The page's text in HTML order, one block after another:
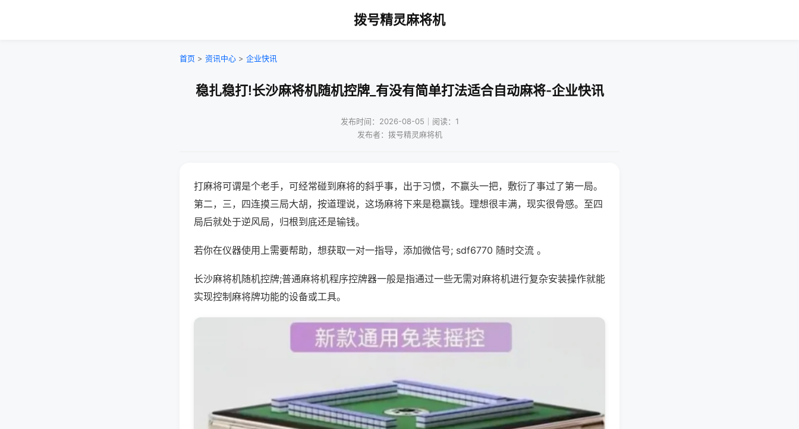
拨号精灵麻将机
首页 > 资讯中心 > 企业快讯
稳扎稳打!长沙麻将机随机控牌_有没有简单打法适合自动麻将-企业快讯
发布时间：2026-08-05｜阅读：1
发布者：拨号精灵麻将机
打麻将可谓是个老手，可经常碰到麻将的斜乎事，出于习惯，不赢头一把，敷衍了事过了第一局。
第二，三，四连摸三局大胡，按道理说，这场麻将下来是稳赢钱。理想很丰满，现实很骨感。至四
局后就处于逆风局，归根到底还是输钱。
若你在仪器使用上需要帮助，想获取一对一指导，添加微信号; sdf6770 随时交流 。
长沙麻将机随机控牌;普通麻将机程序控牌器一般是指通过一些无需对麻将机进行复杂安装操作就能
实现控制麻将牌功能的设备或工具。